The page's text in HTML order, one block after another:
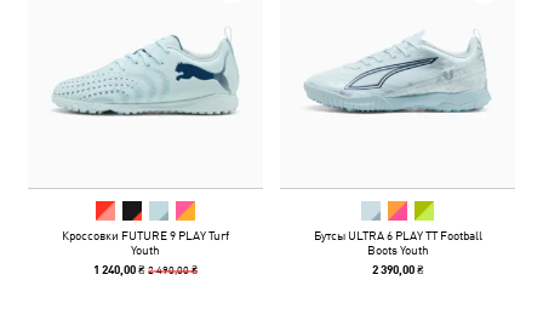
Кроссовки FUTURE 9 PLAY Turf
Youth
1 240,00 ₴2 490,00 ₴
Бутсы ULTRA 6 PLAY TT Football
Boots Youth
2 390,00 ₴